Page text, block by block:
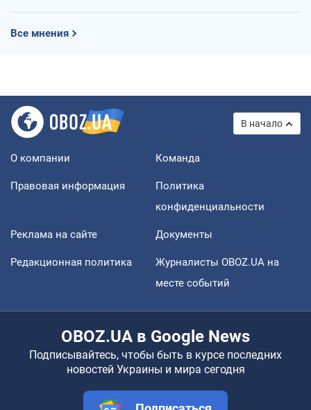
Все мнения
В начало
О компании Команда
Правовая информация
Политика
конфиденциальности
Реклама на сайте Документы
Редакционная политика
Журналисты OBOZ.UA на
месте событий
OBOZ.UA в Google News
Подписывайтесь, чтобы быть в курсе последних
новостей Украины и мира сегодня